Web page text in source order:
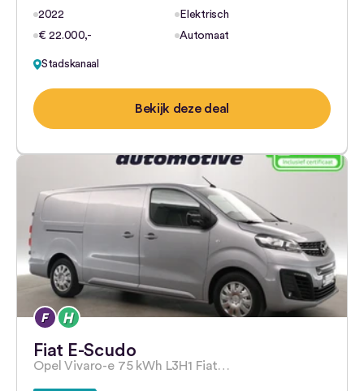
2022
Elektrisch
€ 22.000,-
Automaat
Stadskanaal
Bekijk deze deal
Fiat E-Scudo
Opel Vivaro-e 75 kWh L3H1 Fiat…